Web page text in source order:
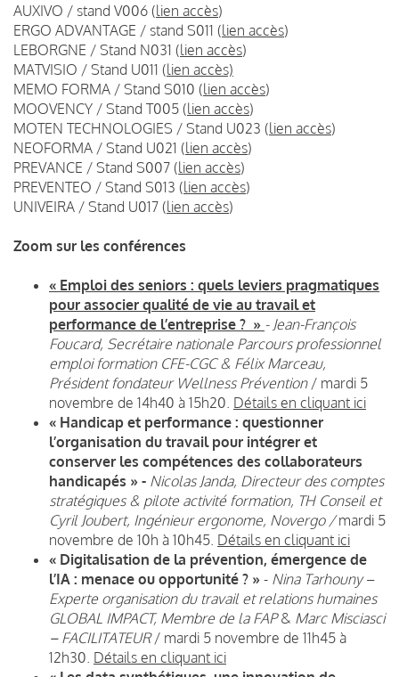
AUXIVO / stand V006 (lien accès)
ERGO ADVANTAGE / stand S011 (lien accès)
LEBORGNE / Stand N031 (lien accès)
MATVISIO / Stand U011 (lien accès)
MEMO FORMA / Stand S010 (lien accès)
MOOVENCY / Stand T005 (lien accès)
MOTEN TECHNOLOGIES / Stand U023 (lien accès)
NEOFORMA / Stand U021 (lien accès)
PREVANCE / Stand S007 (lien accès)
PREVENTEO / Stand S013 (lien accès)
UNIVEIRA / Stand U017 (lien accès)
Zoom sur les conférences
« Emploi des seniors : quels leviers pragmatiques
pour associer qualité de vie au travail et
performance de l’entreprise ? » - Jean-François
Foucard, Secrétaire nationale Parcours professionnel
emploi formation CFE-CGC & Félix Marceau,
Président fondateur Wellness Prévention / mardi 5
novembre de 14h40 à 15h20. Détails en cliquant ici
« Handicap et performance : questionner
l’organisation du travail pour intégrer et
conserver les compétences des collaborateurs
handicapés » - Nicolas Janda, Directeur des comptes
stratégiques & pilote activité formation, TH Conseil et
Cyril Joubert, Ingénieur ergonome, Novergo /mardi 5
novembre de 10h à 10h45 Détails en cliquant ici
« Digitalisation de la prévention, émergence de
l’IA : menace ou opportunité ? » - Nina Tarhouny–
Experte organisation du travail et relations humaines
GLOBAL IMPACT, Membre de la FAP& Marc Misciasci
– FACILITATEUR/ mardi 5 novembre de 11h45 à
12h30. Détails en cliquant ici